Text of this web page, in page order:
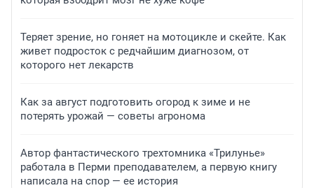
Теряет зрение, но гоняет на мотоцикле и скейте. Как
живет подросток с редчайшим диагнозом, от
которого нет лекарств
Как за август подготовить огород к зиме и не
потерять урожай — советы агронома
Автор фантастического трехтомника «Трилунье»
работала в Перми преподавателем, а первую книгу
написала на спор — ее история